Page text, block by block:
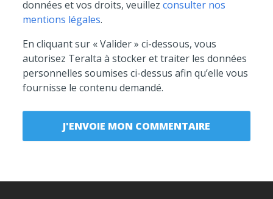
données et vos droits, veuillezconsulter nos
mentions légales.
En cliquant sur « Valider » ci-dessous, vous
autorisez Teralta à stocker et traiter les données
personnelles soumises ci-dessus afin qu’elle vous
fournisse le contenu demandé.